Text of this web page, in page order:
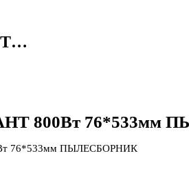
800Вт
76*533мм ПЫЛЕСБОРНИК